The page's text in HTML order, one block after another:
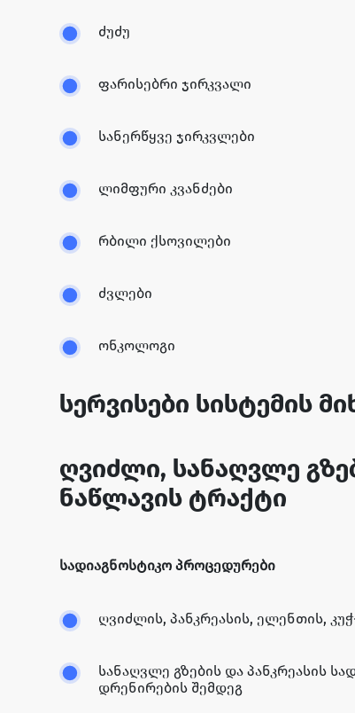
ძუძუ
ფარისებრი ჯირკვალი
სანერწყვე ჯირკვლები
ლიმფური კვანძები
რბილი ქსოვილები
ძვლები
ონკოლოგი
სერვისები სისტემის
ღვიძლი, სანაღვლე
ნაწლავის ტრაქტი
სადიაგნოსტიკო პროცედურები
ღვიძლის, პანკრეასის, ელენთის,
სანაღვლე გზების და პანკრეასის
დრენირების შემდეგ